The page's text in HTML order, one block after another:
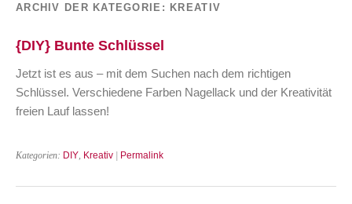
ARCHIV DER KATEGORIE: KREATIV
{DIY} Bunte Schlüssel
Jetzt ist es aus – mit dem Suchen nach dem richtigen
Schlüssel. Verschiedene Farben Nagellack und der Kreativität
freien Lauf lassen!
Kategorien: DIY Kreativ | Permalink